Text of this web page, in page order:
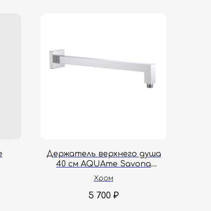
Держатель верхнего душа
40 см AQUAme Savona
AQM8704CR
Хром
5 700 ₽